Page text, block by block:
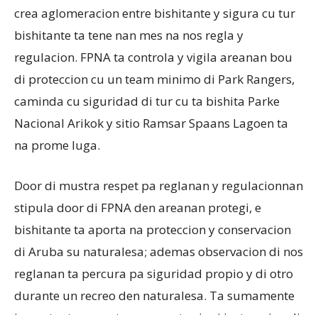
crea aglomeracion entre bishitante y sigura cu tur
bishitante ta tene nan mes na nos regla y
regulacion. FPNA ta controla y vigila areanan bou
di proteccion cu un team minimo di Park Rangers,
caminda cu siguridad di tur cu ta bishita Parke
Nacional Arikok y sitio Ramsar Spaans Lagoen ta
na prome luga.
Door di mustra respet pa reglanan y regulacionnan
stipula door di FPNA den areanan protegi, e
bishitante ta aporta na proteccion y conservacion
di Aruba su naturalesa; ademas observacion di nos
reglanan ta percura pa siguridad propio y di otro
durante un recreo den naturalesa. Ta sumamente